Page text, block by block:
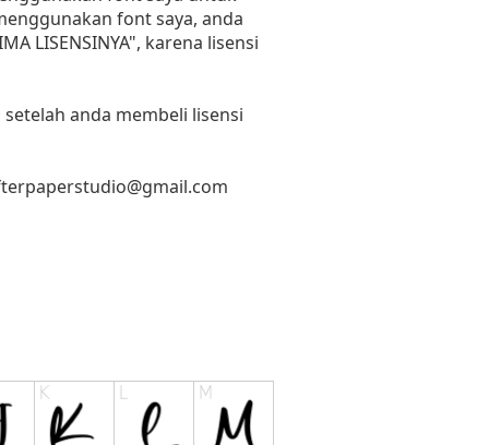
font saya, anda
LISENSINYA", karena lisensi
anda membeli lisensi